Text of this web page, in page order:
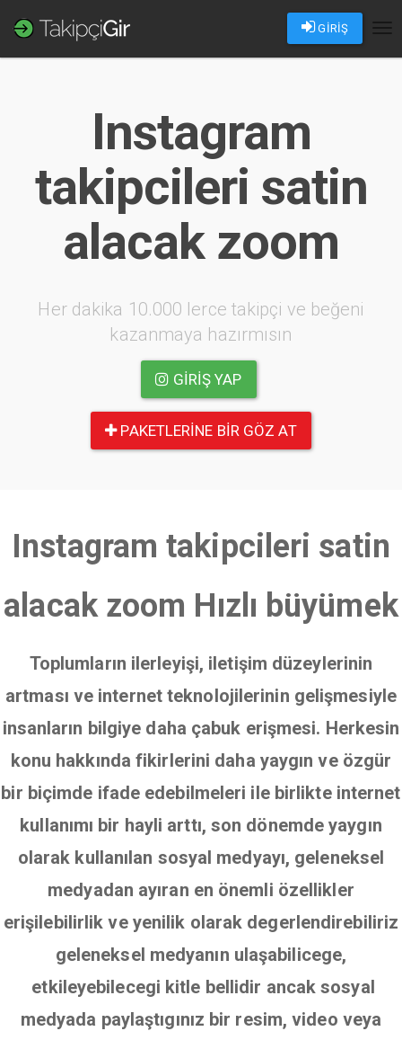
GİRİŞ
Instagram
takipcileri satin
alacak zoom
Her dakika 10.000 lerce takipçi ve beğeni
kazanmaya hazırmısın
GIRIŞ YAP
PAKETLERINE BIR GÖZ AT
Instagram takipcileri satin
alacak zoom Hızlı büyümek
Toplumların ilerleyişi, iletişim düzeylerinin
artması ve internet teknolojilerinin gelişmesiyle
insanların bilgiye daha çabuk erişmesi. Herkesin
konu hakkında fikirlerini daha yaygın ve özgür
bir biçimde ifade edebilmeleri ile birlikte internet
kullanımı bir hayli arttı, son dönemde yaygın
olarak kullanılan sosyal medyayı, geleneksel
medyadan ayıran en önemli özellikler
erişilebilirlik ve yenilik olarak degerlendirebiliriz
geleneksel medyanın ulaşabilicege,
etkileyebilecegi kitle bellidir ancak sosyal
medyada paylaştıgınız bir resim, video veya